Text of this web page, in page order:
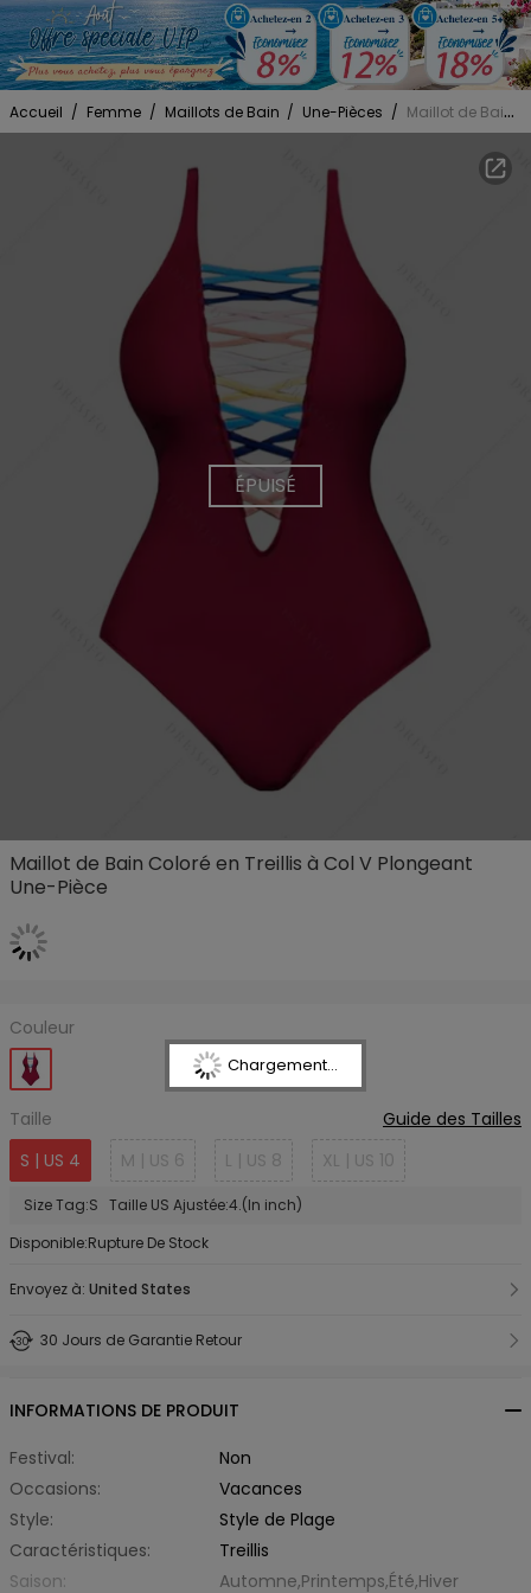
Accueil / Femme / Maillots de Bain / Une-Pièces / Maillot de Bain Coloré en Treillis à Col V Plongeant Une-Pièce
ÉPUISÉ
Maillot de Bain Coloré en Treillis à Col V Plongeant
Une-Pièce
Couleur
Taille
Guide des Tailles
S | US 4
M | US 6 L | US 8 XL | US 10
Size Tag:S Taille US Ajustée:4.(In inch)
Disponible:Rupture De Stock
Envoyez à: United States
30 Jours de Garantie Retour
INFORMATIONS DE PRODUIT
Festival:
Non
Occasions:
Vacances
Style:
Style de Plage
Caractéristiques:
Treillis
Saison:
Automne,Printemps,Été,Hiver
Chargement...